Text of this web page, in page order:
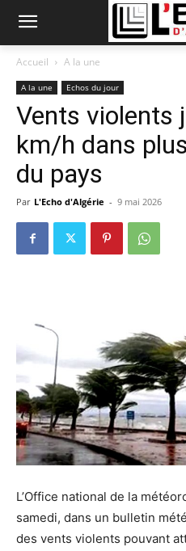
Accueil A la une
A la une Echos du jour
Vents violents
km/h dans
du pays
Par L'Echo d'Algérie - 9 mai 2026
L’Office national de la
samedi, dans un bulletin
des vents violents pouvant